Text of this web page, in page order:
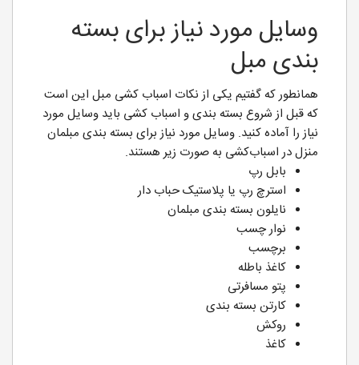
وسایل مورد نیاز برای بسته
بندی مبل
همانطور که گفتیم یکی از نکات اسباب کشی مبل این است
که قبل از شروع بسته بندی و اسباب کشی باید وسایل مورد
نیاز را آماده کنید. وسایل مورد نیاز برای بسته بندی مبلمان
منزل در اسباب‌کشی به صورت زیر هستند.
بابل رپ
استرچ رپ یا پلاستیک حباب دار
نایلون بسته بندی مبلمان
نوار چسب
برچسب
کاغذ باطله
پتو مسافرتی
کارتن بسته بندی
روکش
کاغذ